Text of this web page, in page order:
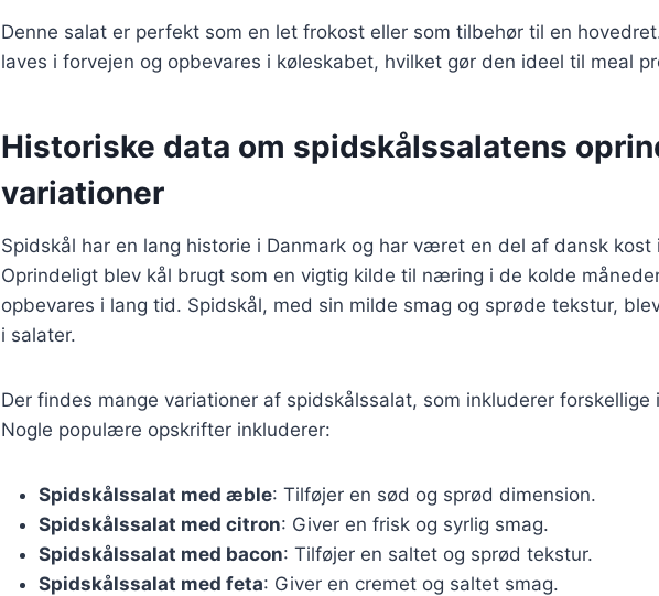
Denne salat er perfekt som en let frokost eller som tilbehør til en
laves i forvejen og opbevares i køleskabet, hvilket gør den ideel til meal
Historiske data om spidskålssalatens
variationer
Spidskål har en lang historie i Danmark og har været en del af dansk kost
Oprindeligt blev kål brugt som en vigtig kilde til næring i de kolde
opbevares i lang tid. Spidskål, med sin milde smag og sprøde tekstur,
i salater.
Der findes mange variationer af spidskålssalat, som inkluderer forskellige
Nogle populære opskrifter inkluderer:
Spidskålssalat med æble: Tilføjer en sød og sprød dimension.
Spidskålssalat med citron: Giver en frisk og syrlig smag.
Spidskålssalat med bacon: Tilføjer en saltet og sprød tekstur.
Spidskålssalat med feta: Giver en cremet og saltet smag.